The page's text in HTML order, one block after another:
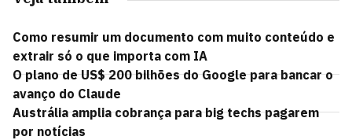
Como resumir um documento com muito conteúdo e
extrair só o que importa com IA
O plano de US$ 200 bilhões do Google para bancar o
avanço do Claude
Austrália amplia cobrança para big techs pagarem
por notícias